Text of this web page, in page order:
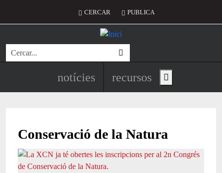
Menú del compte d'usuari
CERCAR PUBLICA
Cerca
Navegació principal de
notícies recursos Show main menu
Conservació de la Natura